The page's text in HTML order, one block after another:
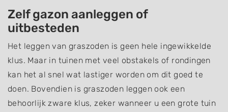
Zelf gazon aanleggen of
uitbesteden
Het leggen van graszoden is geen hele ingewikkelde
klus. Maar in tuinen met veel obstakels of rondingen
kan het al snel wat lastiger worden om dit goed te
doen. Bovendien is graszoden leggen ook een
behoorlijk zware klus, zeker wanneer u een grote tuin